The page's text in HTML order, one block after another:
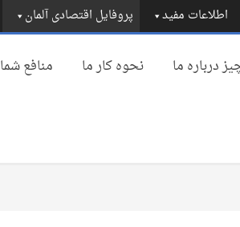
اطلاعات مفید پروفایل اقتصادی آلمان
درباره‌ ما نحوه کار ما منافع شما